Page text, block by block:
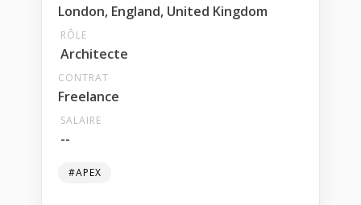
London, England, United Kingdom
RÔLE
Architecte
CONTRAT
Freelance
SALAIRE
--
#APEX